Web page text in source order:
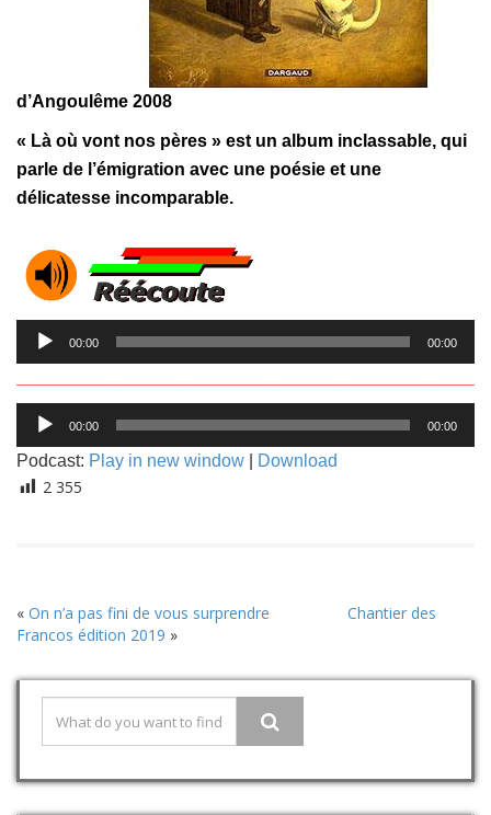
d’Angoulême 2008
« Là où vont nos pères » est un album inclassable, qui
parle de l’émigration avec une poésie et une
délicatesse incomparable.
Lecteur
audio
00:00 00:00
Lecteur
audio
00:00 00:00
Podcast: Play in new window Download
2 355
« On n’a pas fini de vous surprendre
Chantier des
Francos édition 2019 »